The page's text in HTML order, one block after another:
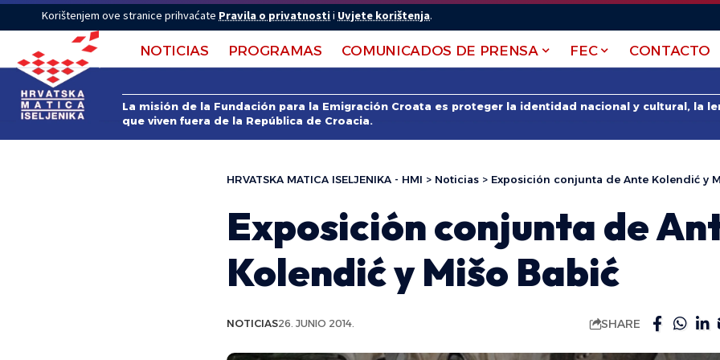
Korištenjem ove stranice prihvaćate Pravila o privatnostii Uvjete korištenja.
NOTICIAS PROGRAMAS COMUNICADOS DE PRENSA FEC CONTACTO
La misión de la Fundación para la Emigración Croata es proteger la identidad nacional y cultural, la
que viven fuera de la República de Croacia.
HRVATSKA MATICA ISELJENIKA - HMI > Noticias > Exposición conjunta de Ante Kolendić y
Exposición conjunta de
Kolendić y Mišo Babić
NOTICIAS26. JUNIO 2014. SHARE